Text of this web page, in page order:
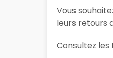
Vous
leurs retours
Consultez